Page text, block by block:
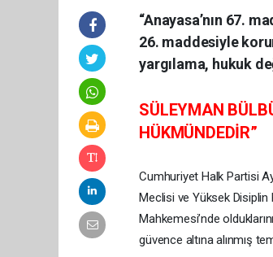
“Anayasa’nın 67.
26. maddesiyle
yargılama, hukuk
SÜLEYMAN
HÜKMÜNDEDİR”
Cumhuriyet Halk Partisi
Meclisi ve Yüksek Disiplin
Mahkemesi’nde
güvence altına alınmış